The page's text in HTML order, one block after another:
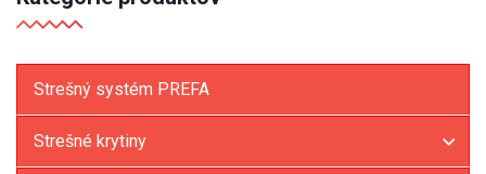
Strešný systém PREFA
Strešné krytiny